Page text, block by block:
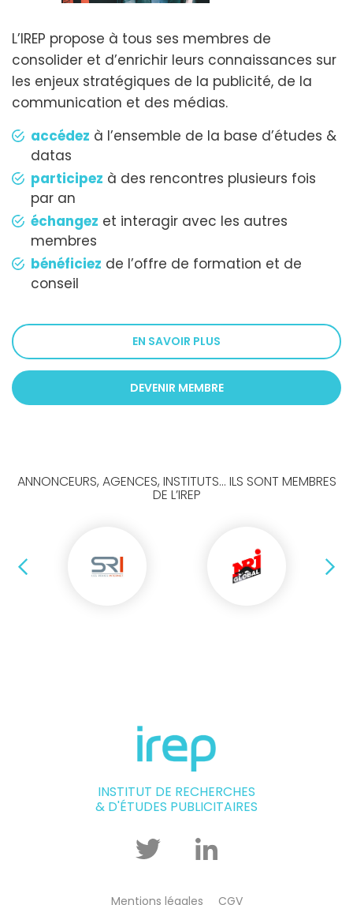
L’IREP propose à tous ses membres de
consolider et d’enrichir leurs connaissances sur
les enjeux stratégiques de la publicité, de la
communication et des médias.
accédez à l’ensemble de la base d’études &
datas
participez à des rencontres plusieurs fois
par an
échangez et interagir avec les autres
membres
bénéficiez de l’offre de formation et de
conseil
EN SAVOIR PLUS
DEVENIR MEMBRE
ANNONCEURS, AGENCES, INSTITUTS... ILS SONT MEMBRES
DE L’IREP
Précédent
INSTITUT DE RECHERCHES
& D'ÉTUDES PUBLICITAIRES
Twitter Linkedin
Mentions légales CGV